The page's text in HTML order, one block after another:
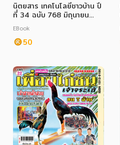
นิตยสาร เทคโนโลยีชาวบ้าน ปี
ที่ 34 ฉบับ 768 มิถุนายน
2565
EBook
50